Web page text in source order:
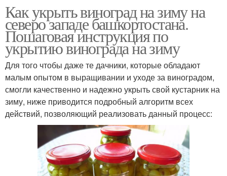
Как укрыть виноград на зиму на
северо западе башкортостана.
Пошаговая инструкция по
укрытию винограда на зиму
Для того чтобы даже те дачники, которые обладают
малым опытом в выращивании и уходе за виноградом,
смогли качественно и надежно укрыть свой кустарник на
зиму, ниже приводится подробный алгоритм всех
действий, позволяющий реализовать данный процесс: